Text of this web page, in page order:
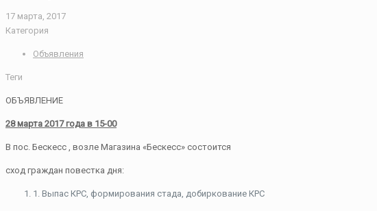
17 марта, 2017
Категория
Объявления
Теги
ОБЪЯВЛЕНИЕ
28марта 2017 года в 15-00
В пос. Бескесс , возле Магазина «Бескесс» состоится
сход граждан повестка дня:
1. Выпас КРС, формирования стада, добиркование КРС